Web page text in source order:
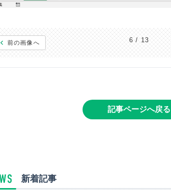
前の画像へ 6 / 13
記事ページへ戻る
新着記事